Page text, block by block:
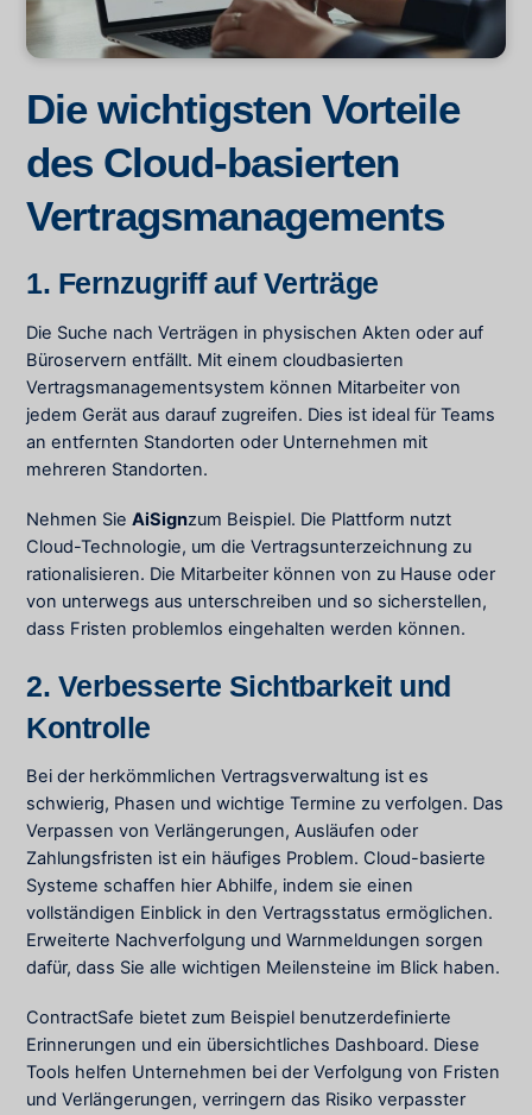
Die wichtigsten Vorteile
des Cloud-basierten
Vertragsmanagements
1. Fernzugriff auf Verträge
Die Suche nach Verträgen in physischen Akten oder auf
Büroservern entfällt. Mit einem cloudbasierten
Vertragsmanagementsystem können Mitarbeiter von
jedem Gerät aus darauf zugreifen. Dies ist ideal für Teams
an entfernten Standorten oder Unternehmen mit
mehreren Standorten.
Nehmen SieAiSignzum Beispiel. Die Plattform nutzt
Cloud-Technologie, um die Vertragsunterzeichnung zu
rationalisieren. Die Mitarbeiter können von zu Hause oder
von unterwegs aus unterschreiben und so sicherstellen,
dass Fristen problemlos eingehalten werden können.
2. Verbesserte Sichtbarkeit und
Kontrolle
Bei der herkömmlichen Vertragsverwaltung ist es
schwierig, Phasen und wichtige Termine zu verfolgen. Das
Verpassen von Verlängerungen, Ausläufen oder
Zahlungsfristen ist ein häufiges Problem. Cloud-basierte
Systeme schaffen hier Abhilfe, indem sie einen
vollständigen Einblick in den Vertragsstatus ermöglichen.
Erweiterte Nachverfolgung und Warnmeldungen sorgen
dafür, dass Sie alle wichtigen Meilensteine im Blick haben.
ContractSafe bietet zum Beispiel benutzerdefinierte
Erinnerungen und ein übersichtliches Dashboard. Diese
Tools helfen Unternehmen bei der Verfolgung von Fristen
und Verlängerungen, verringern das Risiko verpasster